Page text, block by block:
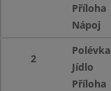
Příloha
Nápoj
2
Polévka
Jídlo
Příloha